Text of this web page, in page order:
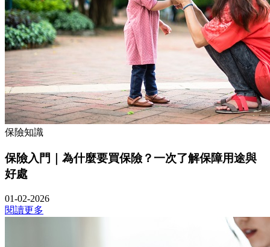
保險知識
保險入門｜為什麼要買保險？一次了解保障用途與
好處
01-02-2026
閱讀更多